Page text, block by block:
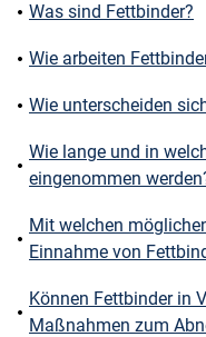
Was sind Fettbinder?
Wie arbeiten
Wie unterscheiden
Wie lange und in
eingenommen
Mit welchen
Einnahme von
Können Fettbinder in
Maßnahmen zum